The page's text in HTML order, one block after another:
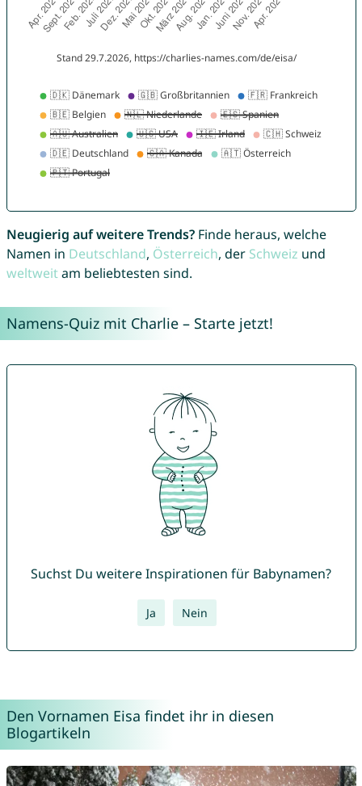
Neugierig auf weitere Trends?Finde heraus, welche
Namen in Deutschland, Österreich, der Schweiz und
weltweitam beliebtesten sind.
Namens-Quiz mit Charlie – Starte jetzt!
Suchst Du weitere Inspirationen für Babynamen?
Ja Nein
Den Vornamen Eisa findet ihr in diesen
Blogartikeln